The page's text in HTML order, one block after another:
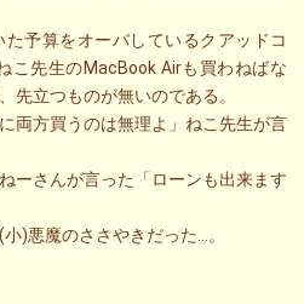
予算をオーバしているクアッドコ
こ先生のMacBook Airも買わねばな
先立つものが無いのである。
両方買うのは無理よ」ねこ先生が言
ーさんが言った「ローンも出来ます
)悪魔のささやきだった…。